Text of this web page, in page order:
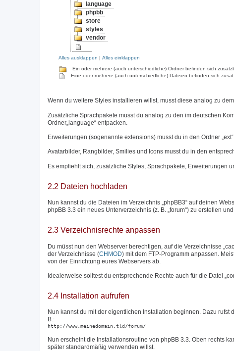
language
phpbb
store
styles
vendor
Alles ausklappen
Alles einklappen
Ein oder mehrere (auch unterschiedliche) Ordner befinden sich
Eine oder mehrere (auch unterschiedliche) Dateien befinden sich
Wenn du weitere Styles installieren willst, musst diese analog zu
Zusätzliche Sprachpakete musst du analog zu den im deutschen
Ordner„language“ entpacken.
Erweiterungen (sogenannte extensions) musst du in den Ordner
Avatarbilder, Rangbilder, Smilies und Icons musst du in den
Es empfiehlt sich, zusätzliche Styles, Sprachpakete, Erweiterungen
2.2 Dateien hochladen
Nun kannst du die Dateien im Verzeichnis „phpBB3“ auf deinen
phpBB 3.3 ein neues Unterverzeichnis (z. B. „forum“) zu erstellen
2.3 Verzeichnisrechte anpassen
Du müsst nun den Webserver berechtigen, auf die Verzeichnisse
der Verzeichnisse (CHMOD) mit dem FTP-Programm anpassen.
von der Einrichtung eures Webservers ab.
Idealerweise solltest du entsprechende Rechte auch für die Datei
2.4 Installation aufrufen
Nun kannst du mit der eigentlichen Installation beginnen. Dazu
B.:
http://www.meinedomain.tld/forum/
Nun erscheint die Installationsroutine von phpBB 3.3. Oben rechts
später standardmäßig verwenden willst.